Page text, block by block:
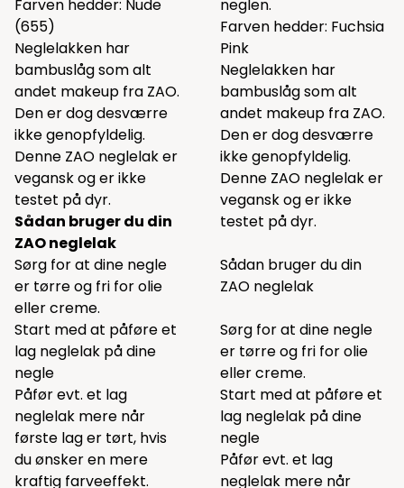
Farven hedder: Nude
(655)
Neglelakken har
bambuslåg som alt
andet makeup fra ZAO.
Den er dog desværre
ikke genopfyldelig.
Denne ZAO neglelak er
vegansk og er ikke
testet på dyr.
Sådan bruger du din
ZAO neglelak
Sørg for at dine negle
er tørre og fri for olie
eller creme.
Start med at påføre et
lag neglelak på dine
negle
Påfør evt. et lag
neglelak mere når
første lag er tørt, hvis
du ønsker en mere
kraftig farveeffekt.
neglen.
Farven hedder: Fuchsia
Pink
Neglelakken har
bambuslåg som alt
andet makeup fra ZAO.
Den er dog desværre
ikke genopfyldelig.
Denne ZAO neglelak er
vegansk og er ikke
testet på dyr.
Sådan bruger du din
ZAO neglelak
Sørg for at dine negle
er tørre og fri for olie
eller creme.
Start med at påføre et
lag neglelak på dine
negle
Påfør evt. et lag
neglelak mere når